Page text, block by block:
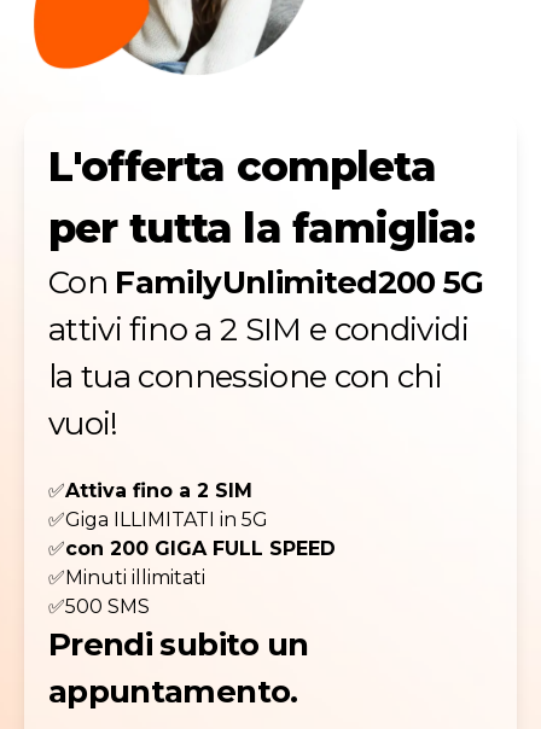
L'offerta completa
per tutta la famiglia:
Con FamilyUnlimited200 5G
attivi fino a 2 SIM e condividi
la tua connessione con chi
vuoi!
✅Attiva fino a 2 SIM
✅Giga ILLIMITATI in 5G
✅con 200 GIGA FULL SPEED
✅Minuti illimitati
✅500 SMS
Prendi subito un
appuntamento.